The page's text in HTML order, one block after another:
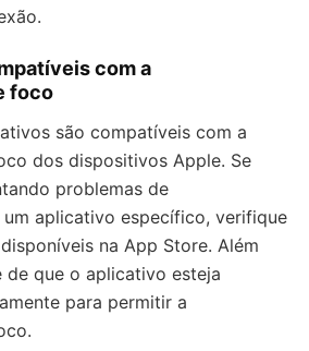
com a
foco
são compatíveis com a
dos dispositivos Apple. Se
problemas de
aplicativo específico, verifique
na App Store. Além
que o aplicativo esteja
para permitir a